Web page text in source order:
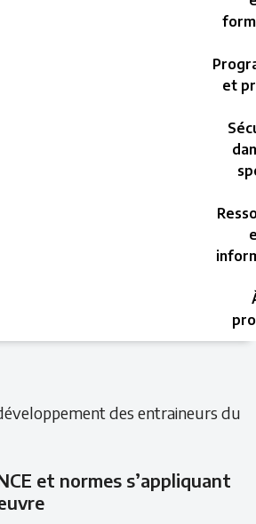
et
des entraineurs du
et normes s’appliquant